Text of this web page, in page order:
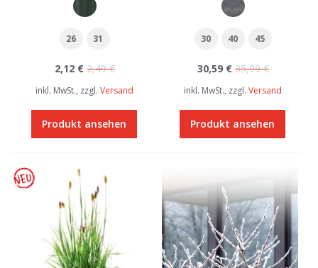
26 31
2,12 € 2,49 €
inkl. MwSt., zzgl.Versand
Produkt ansehen
30 40 45
30,59 € 35,99 €
inkl. MwSt., zzgl.Versand
Produkt ansehen